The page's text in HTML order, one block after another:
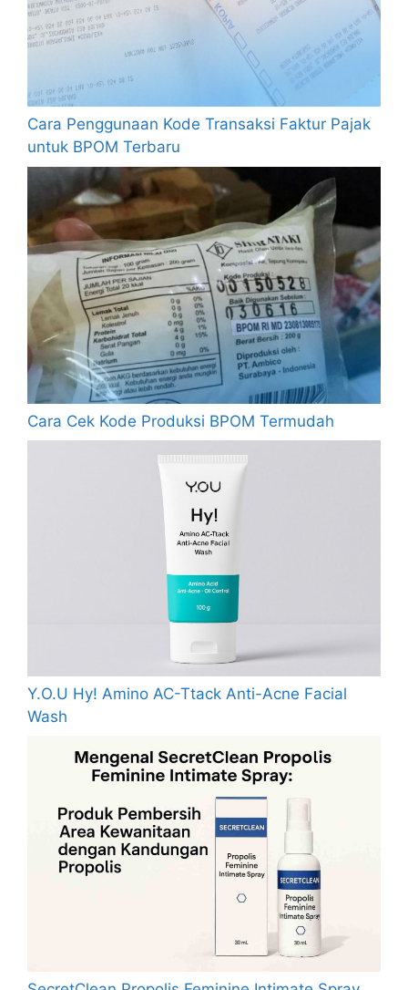
Cara Penggunaan Kode Transaksi Faktur Pajak
untuk BPOM Terbaru
Cara Cek Kode Produksi BPOM Termudah
Y.O.U Hy! Amino AC-Ttack Anti-Acne Facial
Wash